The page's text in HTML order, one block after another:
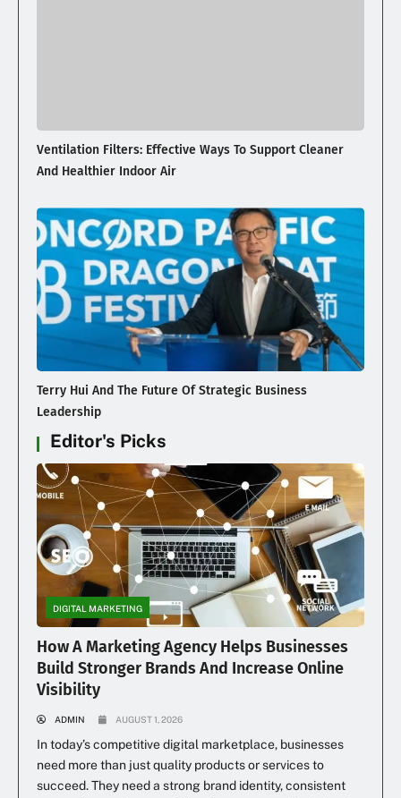
Ventilation Filters: Effective Ways To Support Cleaner
And Healthier Indoor Air
Terry Hui And The Future Of Strategic Business
Leadership
Editor's Picks
DIGITAL MARKETING
How A Marketing Agency Helps Businesses
Build Stronger Brands And Increase Online
Visibility
ADMIN AUGUST 1, 2026
In today’s competitive digital marketplace, businesses
need more than just quality products or services to
succeed. They need a strong brand identity, consistent